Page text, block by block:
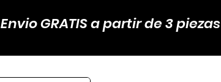
Envio GRATIS a partir de 3 piezas